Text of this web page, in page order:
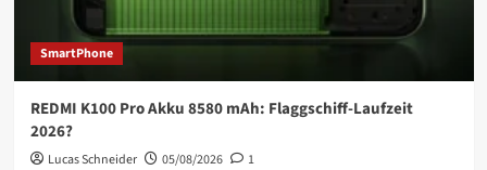
SmartPhone
REDMI K100 Pro Akku 8580 mAh: Flaggschiff-Laufzeit
2026?
Lucas Schneider 05/08/2026 1